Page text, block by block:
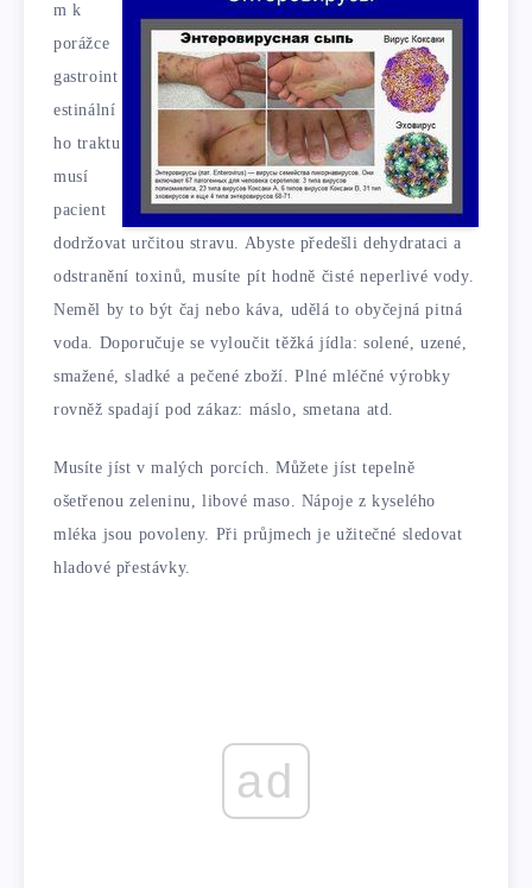
m k
porážce
gastroint
estinální
ho traktu
musí
pacient
dodržovat určitou stravu. Abyste předešli dehydrataci a
odstranění toxinů, musíte pít hodně čisté neperlivé vody.
Neměl by to být čaj nebo káva, udělá to obyčejná pitná
voda. Doporučuje se vyloučit těžká jídla: solené, uzené,
smažené, sladké a pečené zboží. Plné mléčné výrobky
rovněž spadají pod zákaz: máslo, smetana atd.
Musíte jíst v malých porcích. Můžete jíst tepelně
ošetřenou zeleninu, libové maso. Nápoje z kyselého
mléka jsou povoleny. Při průjmech je užitečné sledovat
hladové přestávky.
ad